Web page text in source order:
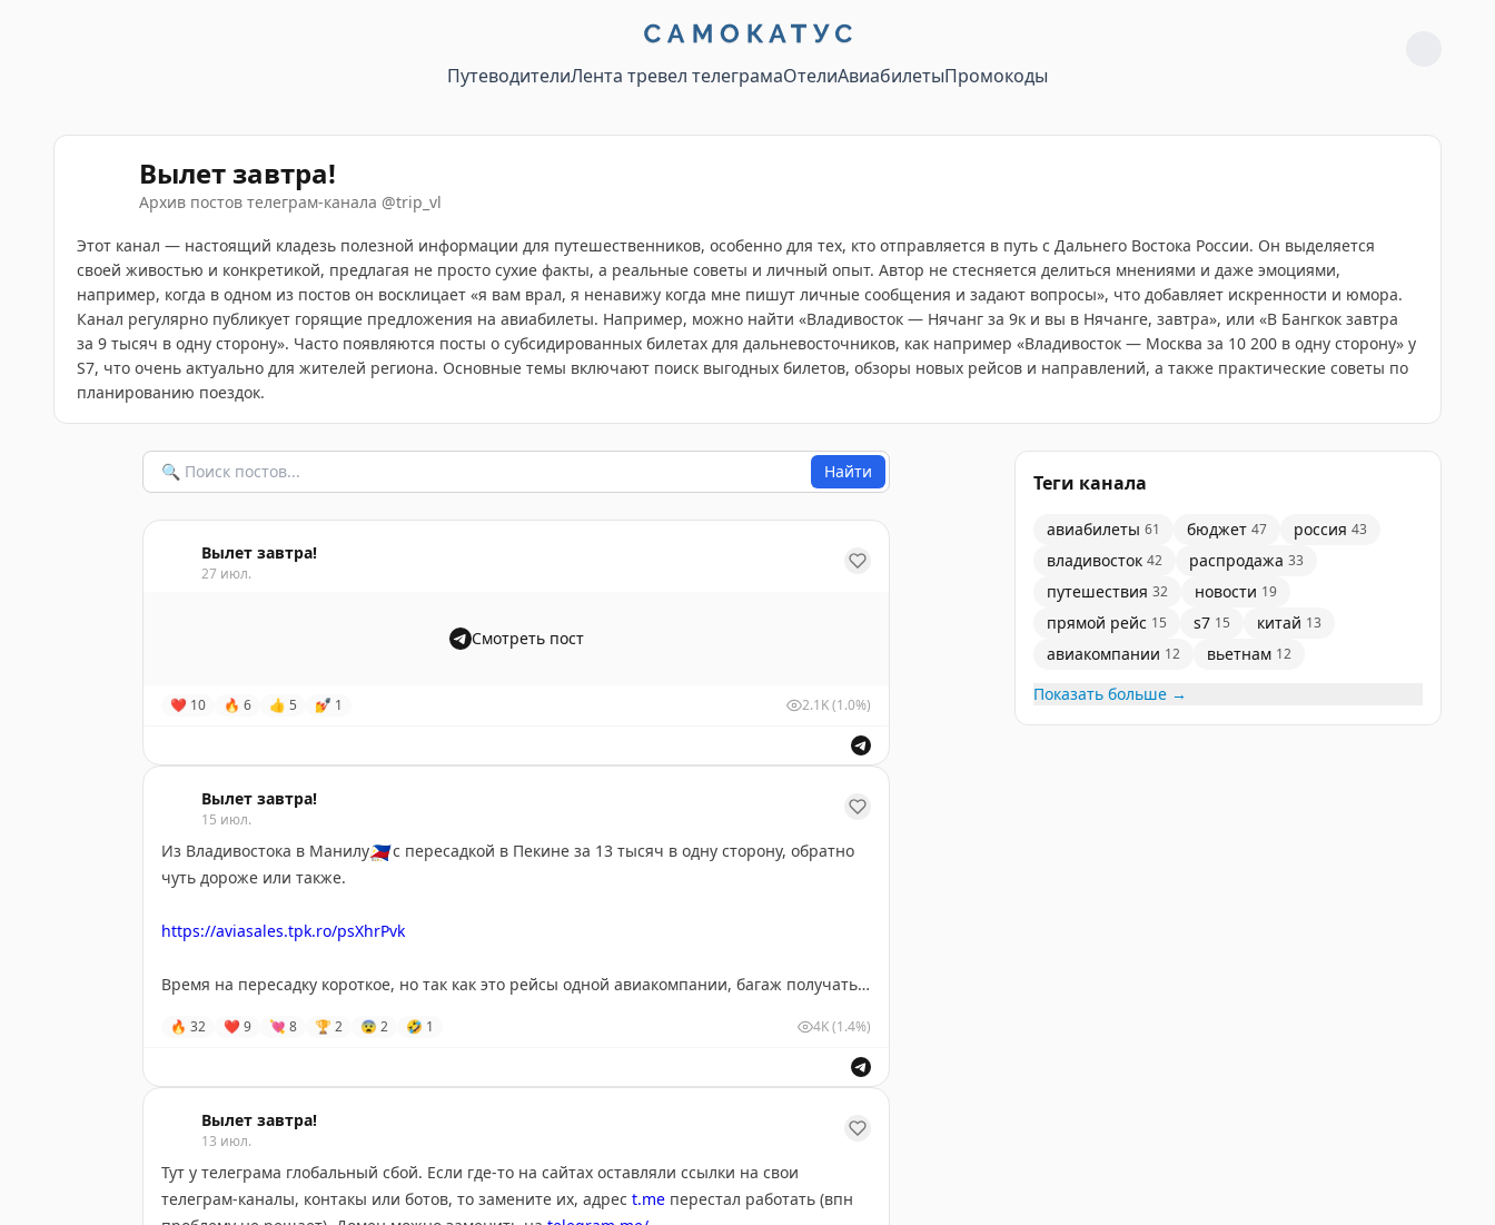
ПутеводителиЛента тревел телеграмаОтелиАвиабилетыПромокоды
Вылет завтра!
Архив постов телеграм-канала @trip_vl
Этот канал — настоящий кладезь полезной информации для путешественников, особенно для тех, кто отправляется в путь с Дальнего Востока России. Он выделяется
своей живостью и конкретикой, предлагая не просто сухие факты, а реальные советы и личный опыт. Автор не стесняется делиться мнениями и даже эмоциями,
например, когда в одном из постов он восклицает «я вам врал, я ненавижу когда мне пишут личные сообщения и задают вопросы», что добавляет искренности и юмора.
Канал регулярно публикует горящие предложения на авиабилеты. Например, можно найти «Владивосток — Нячанг за 9к и вы в Нячанге, завтра», или «В Бангкок завтра
за 9 тысяч в одну сторону». Часто появляются посты о субсидированных билетах для дальневосточников, как например «Владивосток — Москва за 10 200 в одну сторону» у
S7, что очень актуально для жителей региона. Основные темы включают поиск выгодных билетов, обзоры новых рейсов и направлений, а также практические советы по
планированию поездок.
Найти
Вылет завтра!
27 июл.
Смотреть пост
❤ 10 🔥 6 👍 5 💅 1 2.1K(1.0%)
Вылет завтра!
15 июл.
Из Владивостока в Манилу🇵🇭с пересадкой в Пекине за 13 тысяч в одну сторону, обратно
чуть дороже или также.
https://aviasales.tpk.ro/psXhrPvk
Время на пересадку короткое, но так как это рейсы одной авиакомпании, багаж получать
🔥 32 ❤ 9 💘 8 🏆 2 😨 2 🤣 1 4K(1.4%)
Вылет завтра!
13 июл.
Тут у телеграма глобальный сбой. Если где-то на сайтах оставляли ссылки на свои
телеграм-каналы, контакы или ботов, то замените их, адрес t.me перестал работать (впн
Теги канала
авиабилеты 61 бюджет 47 россия 43
владивосток 42 распродажа 33
путешествия 32 новости 19
прямой рейс 15 s7 15 китай 13
авиакомпании 12 вьетнам 12
Показать больше →